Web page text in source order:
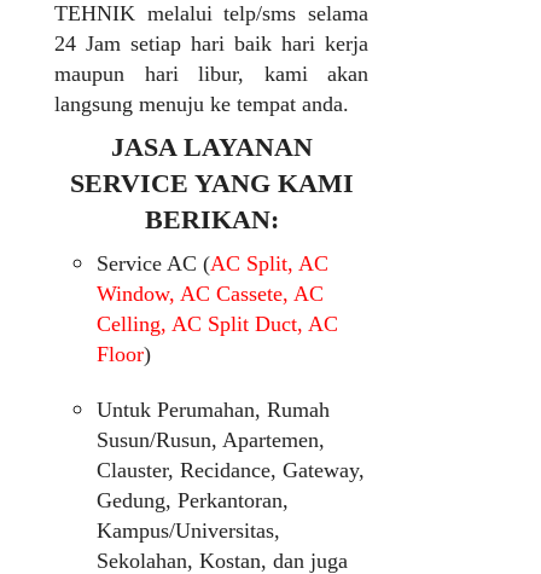
TEHNIK melalui telp/sms selama
24 Jam setiap hari baik hari kerja
maupun hari libur, kami akan
langsung menuju ke tempat anda.
JASA LAYANAN
SERVICE YANG KAMI
BERIKAN:
Service AC (AC Split, AC
Window, AC Cassete, AC
Celling, AC Split Duct, AC
Floor)
Untuk Perumahan, Rumah
Susun/Rusun, Apartemen,
Clauster, Recidance, Gateway,
Gedung, Perkantoran,
Kampus/Universitas,
Sekolahan, Kostan, dan juga